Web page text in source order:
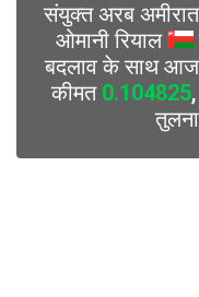
संयुक्त अरब
ओमानी रियाल
बदलाव के साथ आज
कीमत 0.104825